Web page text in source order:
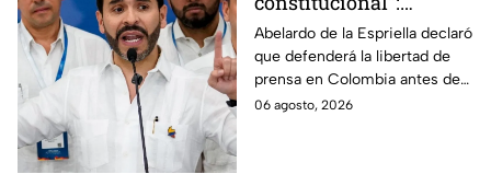
Abelardo de la
Espriella promete
defender la libertad de
prensa en Colombia
Abelardo de la Espriella declaró
que defenderá la libertad de
prensa en Colombia antes de
asumir su cargo como
06 agosto, 2026